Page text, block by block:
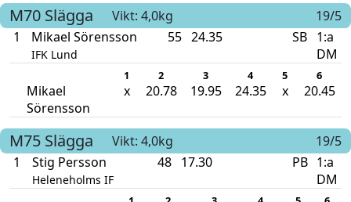
M70 Slägga Vikt: 4,0kg
19/5
1
Mikael Sörensson
IFK Lund
55 24.35 SB
1:a
DM
1 2 3 4 5 6
Mikael
Sörensson
x 20.78 19.95 24.35 x 20.45
M75 Slägga Vikt: 4,0kg
19/5
1
Stig Persson
Heleneholms IF
48 17.30 PB 1:a
DM